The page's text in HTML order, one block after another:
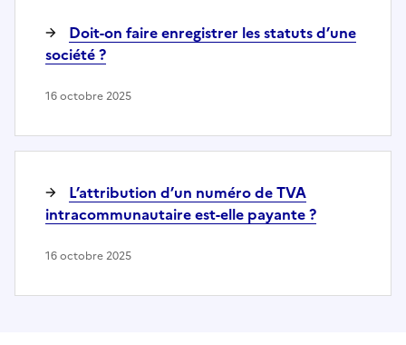
Doit-on faire enregistrer les statuts d’une
société ?
16 octobre 2025
L’attribution d’un numéro de TVA
intracommunautaire est-elle payante ?
16 octobre 2025